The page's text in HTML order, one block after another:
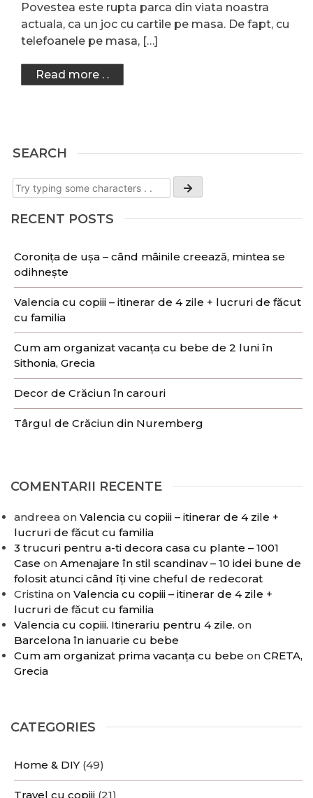
SEARCH
RECENT POSTS
Coronița de ușa – când mâinile creează, mintea se
odihnește
Valencia cu copiii – itinerar de 4 zile + lucruri de făcut
cu familia
Cum am organizat vacanța cu bebe de 2 luni în
Sithonia, Grecia
Decor de Crăciun în carouri
Târgul de Crăciun din Nuremberg
COMENTARII RECENTE
andreea on Valencia cu copiii – itinerar de 4 zile +
lucruri de făcut cu familia
3 trucuri pentru a-ti decora casa cu plante – 1001
Case on Amenajare în stil scandinav – 10 idei bune de
folosit atunci când îți vine cheful de redecorat
Cristina on Valencia cu copiii – itinerar de 4 zile +
lucruri de făcut cu familia
Valencia cu copiii. Itinerariu pentru 4 zile. on
Barcelona în ianuarie cu bebe
Cum am organizat prima vacanța cu bebe on CRETA,
Grecia
CATEGORIES
Home & DIY (49)
Travel cu copiii (21)
Povestea este rupta parca din viata noastra
actuala, ca un joc cu cartile pe masa. De fapt, cu
telefoanele pe masa, […]
Read more . .